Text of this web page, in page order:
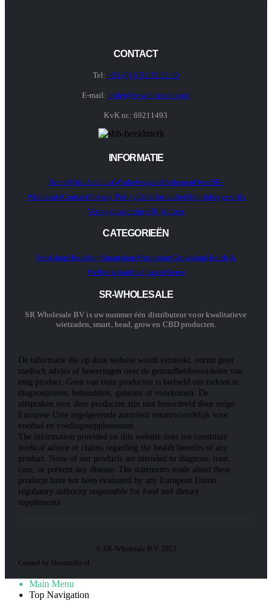
CONTACT
Tel: +31 (0) 6 51 33 52 30
E-mail: order@sr-wholesale.com
KvK nr.: 69211493
INFORMATIE
HomeMijn AccountWinkelwagenAfrekenenOver SR-
WholesaleContactPrivacy PolicyOrderformulierShopInloggen Als
VertegenwoordigerBijsluiters
CATEGORIEËN
SeedshopHeadshopSmartshopMushroomGrowshopHealth &
WellnessAanbiedingenNieuw
SR-WHOLESALE
SR Wholesale BV is uw nummer één distributeur voor kwalitatieve
wietzaden, smart, head, grow en CBD producten.
De informatie die op deze website wordt verstrekt, vormt geen
medisch advies of beweringen over de gezondheidsvoordelen van
enig product. Geen van onze producten is bedoeld om ziekten te
diagnosticeren, behandelen, genezen of voorkomen. De
uitspraken over deze producten zijn niet beoordeeld door enige
Europese Unie regelgevende autoriteit verantwoordelijk voor
voedsel en voedingssupplementen.
The information provided on this website does not constitute
medical advice or claims regarding the health benefits of any
product. None of our products are intended to diagnose, treat,
cure, or prevent any disease. The statements made about these
products have not been evaluated by any European Union
regulatory authority responsible for food and dietary
supplements.
© SR-Wholesale B.V. 2023
Created by Heatmedia.nl
Main Menu
Top Navigation